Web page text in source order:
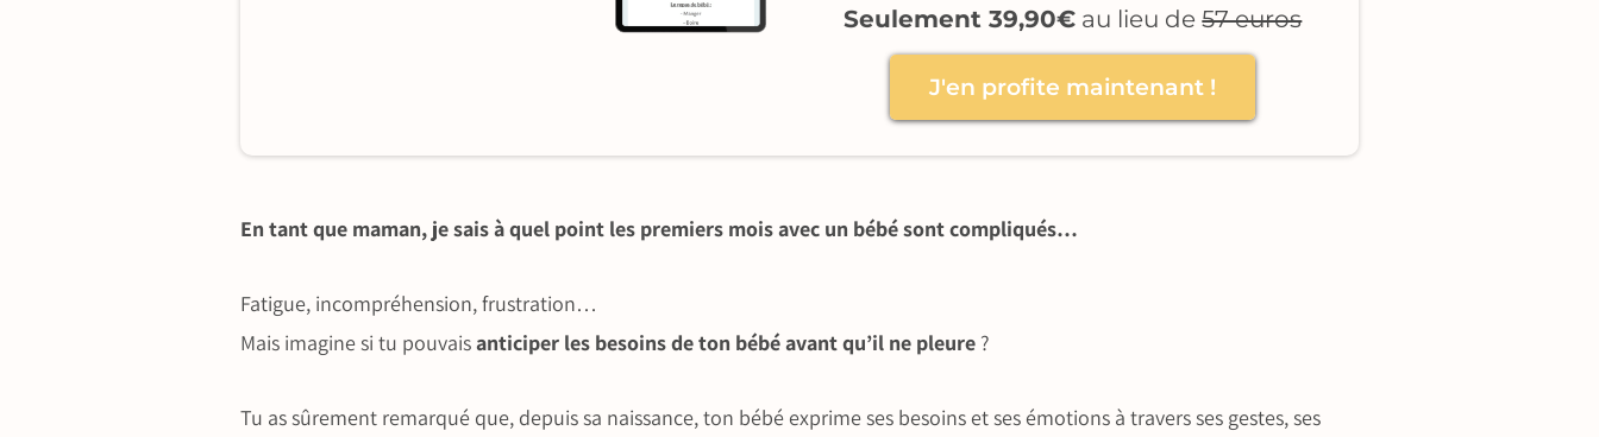
Seulement 39,90€ au lieu de57 euros
J'en profite maintenant !
En tant que maman, je sais à quel point les premiers mois avec un bébé sont compliqués…
Fatigue, incompréhension, frustration…
Mais imagine si tu pouvaisanticiper les besoins de ton bébé avant qu’il ne pleure ?
Tu as sûrement remarqué que, depuis sa naissance, ton bébé exprime ses besoins et ses émotions à travers ses gestes, ses